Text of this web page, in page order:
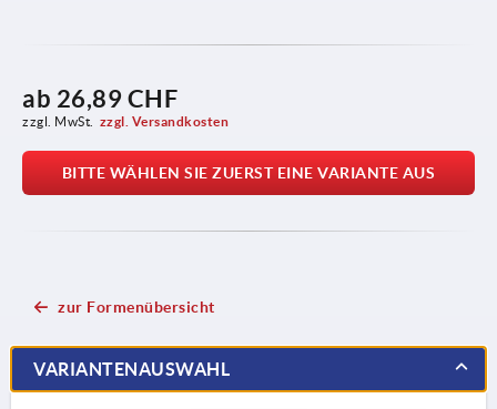
ab 26,89 CHF
zzgl. MwSt. zzgl. Versandkosten
BITTE WÄHLEN SIE ZUERST EINE VARIANTE AUS
zur Formenübersicht
VARIANTENAUSWAHL